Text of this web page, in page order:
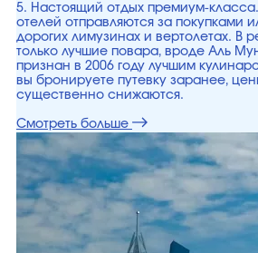
5. Настоящий отдых премиум-класса.
отелей отправляются за покупками
дорогих лимузинах и вертолетах. В
только лучшие повара, вроде Аль
признан в 2006 году лучшим
вы бронируете путевку заранее,
существенно снижаются.
Смотреть больше